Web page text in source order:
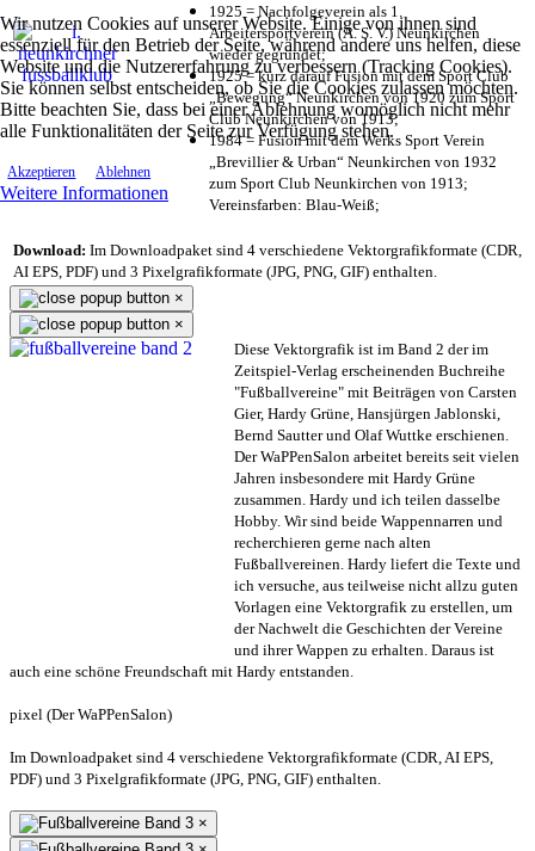
Wir nutzen Cookies auf unserer Website. Einige von ihnen sind
essenziell für den Betrieb der Seite, während andere uns helfen, diese
Website und die Nutzererfahrung zu verbessern (Tracking Cookies).
Sie können selbst entscheiden, ob Sie die Cookies zulassen möchten.
Bitte beachten Sie, dass bei einer Ablehnung womöglich nicht mehr
alle Funktionalitäten der Seite zur Verfügung stehen.
Akzeptieren Ablehnen
Weitere Informationen
1925 = Nachfolgeverein als 1.
Arbeitersportverein (A. S. V.) Neunkirchen
wieder gegründet;
1925 = kurz darauf Fusion mit dem Sport Club
„Bewegung“ Neunkirchen von 1920 zum Sport
Club Neunkirchen von 1913;
1984 = Fusion mit dem Werks Sport Verein
„Brevillier & Urban“ Neunkirchen von 1932
zum Sport Club Neunkirchen von 1913;
Vereinsfarben: Blau-Weiß;
Download: Im Downloadpaket sind 4 verschiedene Vektorgrafikformate (CDR,
AI EPS, PDF) und 3 Pixelgrafikformate (JPG, PNG, GIF) enthalten.
×
×
Diese Vektorgrafik ist im Band 2 der im
Zeitspiel-Verlag erscheinenden Buchreihe
"Fußballvereine" mit Beiträgen von Carsten
Gier, Hardy Grüne, Hansjürgen Jablonski,
Bernd Sautter und Olaf Wuttke erschienen.
Der WaPPenSalon arbeitet bereits seit vielen
Jahren insbesondere mit Hardy Grüne
zusammen. Hardy und ich teilen dasselbe
Hobby. Wir sind beide Wappennarren und
recherchieren gerne nach alten
Fußballvereinen. Hardy liefert die Texte und
ich versuche, aus teilweise nicht allzu guten
Vorlagen eine Vektorgrafik zu erstellen, um
der Nachwelt die Geschichten der Vereine
und ihrer Wappen zu erhalten. Daraus ist
auch eine schöne Freundschaft mit Hardy entstanden.
pixel (Der WaPPenSalon)
Im Downloadpaket sind 4 verschiedene Vektorgrafikformate (CDR, AI EPS,
PDF) und 3 Pixelgrafikformate (JPG, PNG, GIF) enthalten.
×